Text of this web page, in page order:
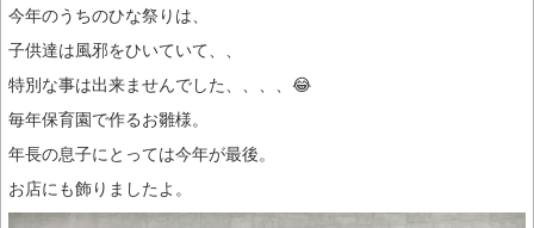
今年のうちのひな祭りは、
子供達は風邪をひいていて、、
特別な事は出来ませんでした、、、、😂
毎年保育園で作るお雛様。
年長の息子にとっては今年が最後。
お店にも飾りましたよ。